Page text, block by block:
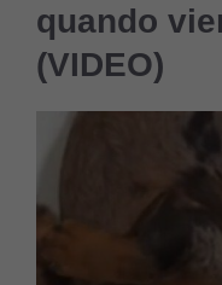
quando
(VIDEO)